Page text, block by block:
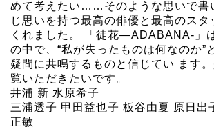
めて考えたい……そのような思いで書
じ思いを持つ最高の俳優と最高のスタ
くれました。 「徒花—ADABANA-」
の中で、“私が失ったものは何なのか”
疑問に共鳴するものと信じてい ます
覧いただきたいです。
井浦 新 水原希子
三浦透子 甲田益也子 板谷由夏 原日出
正敏